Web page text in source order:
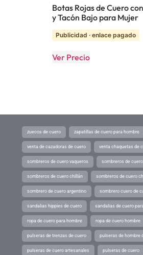
Botas Rojas de Cuero
y Tacón Bajo para Mujer
Publicidad · enlace pagado
Ver Precio
zuecos de cuero zapatillas de cuero para hombre
venta de cazadoras de cuero venta chaquetas de
sombreros de cuero vaqueros sombreros de
sombreros de cuero chillán sombreros de cuero
sombrero de cuero argentino sombrero cuero de
sandalias hippies de cuero sandalias de cuero
ropa de cuero para hombre ropa de cuero hombre
pulseras de trenzas de cuero pulseras de hombre
pulseras de cuero artesanales pulseras de cuero